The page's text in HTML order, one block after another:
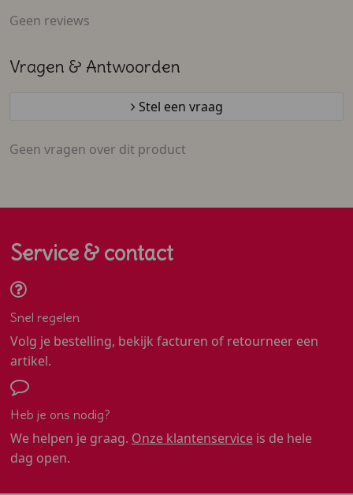
Geen reviews
Vragen & Antwoorden
Stel een vraag
Geen vragen over dit product
Service & contact
Snel regelen
Volg je bestelling, bekijk facturen of retourneer een
artikel.
Heb je ons nodig?
We helpen je graag. Onze klantenserviceis de hele
dag open.